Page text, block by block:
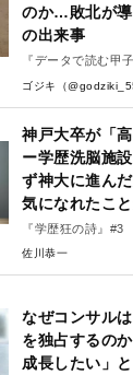
のか…敗北が導
の出来事
『データで読む
ゴジキ（
神戸大卒が「
ー学歴洗脳施
ず神大に進ん
気になれたこと
『学歴狂の詩』#3
佐川恭一
なぜコンサル
を独占するの
成長したい」